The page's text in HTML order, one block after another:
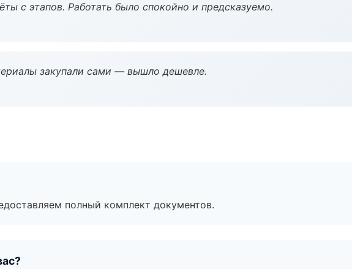
с этапов. Работать было спокойно и предсказуемо.
закупали сами — вышло дешевле.
полный комплект документов.